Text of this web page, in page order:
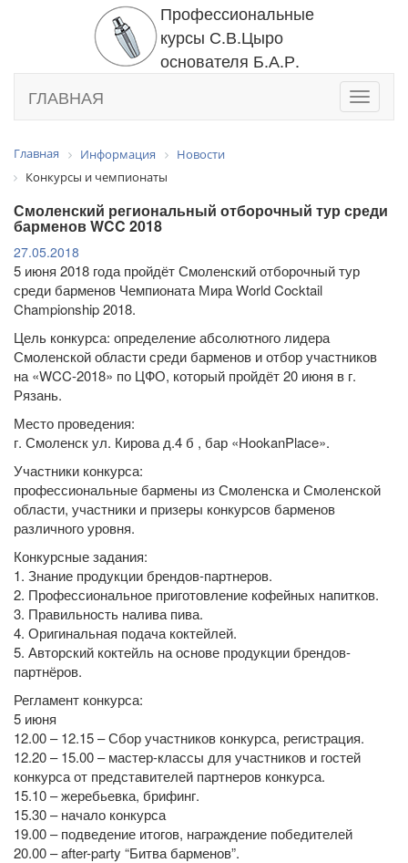
Профессиональные
курсы С.В.Цыро
основателя Б.А.Р.
Toggle
ГЛАВНАЯ
Главная Информация
Новости
Конкурсы и чемпионаты
Смоленский региональный отборочный тур среди
барменов WCC 2018
27.05.2018
5 июня 2018 года пройдёт Смоленский отборочный тур
среди барменов Чемпионата Мира World Cocktail
Championship 2018.
Цель конкурса: определение абсолютного лидера
Смоленской области среди барменов и отбор участников
на «WCC-2018» по ЦФО, который пройдёт 20 июня в г.
Рязань.
Место проведения:
г. Смоленск ул. Кирова д.4 б , бар «HookanPlace».
Участники конкурса:
профессиональные бармены из Смоленска и Смоленской
области, участники и призеры конкурсов барменов
различного уровня.
Конкурсные задания:
1. Знание продукции брендов-партнеров.
2. Профессиональное приготовление кофейных напитков.
3. Правильность налива пива.
4. Оригинальная подача коктейлей.
5. Авторский коктейль на основе продукции брендов-
партнёров.
Регламент конкурса:
5 июня
12.00 – 12.15 – Сбор участников конкурса, регистрация.
12.20 – 15.00 – мастер-классы для участников и гостей
конкурса от представителей партнеров конкурса.
15.10 – жеребьевка, брифинг.
15.30 – начало конкурса
19.00 – подведение итогов, награждение победителей
20.00 – after-party “Битва барменов”.